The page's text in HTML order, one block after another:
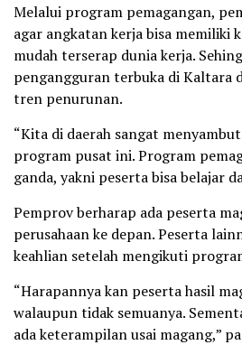
Melalui program pemagangan,
agar angkatan kerja bisa memiliki
mudah terserap dunia kerja.
pengangguran terbuka di Kaltara
tren penurunan.
“Kita di daerah sangat
program pusat ini. Program
ganda, yakni peserta bisa belajar
Pemprov berharap ada peserta
perusahaan ke depan. Peserta
keahlian setelah mengikuti
“Harapannya kan peserta hasil
walaupun tidak semuanya.
ada keterampilan usai magang,”